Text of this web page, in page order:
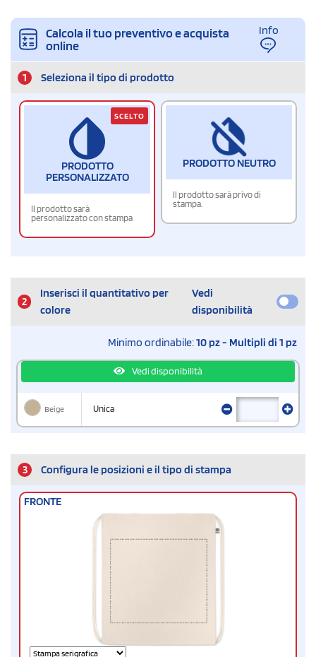
Calcola il tuo preventivo e acquista
online
Info
1 Seleziona il tipo di prodotto
PRODOTTO
PERSONALIZZATO
Il prodotto sarà
personalizzato con stampa
SCELTO
PRODOTTO NEUTRO
Il prodotto sarà privo di
stampa.
2
Inserisci il quantitativo per
colore
Vedi
disponibilità
Minimo ordinabile:10 pz - Multipli di 1 pz
Vedi disponibilità
Beige Unica
3 Configura le posizioni e il tipo di stampa
FRONTE